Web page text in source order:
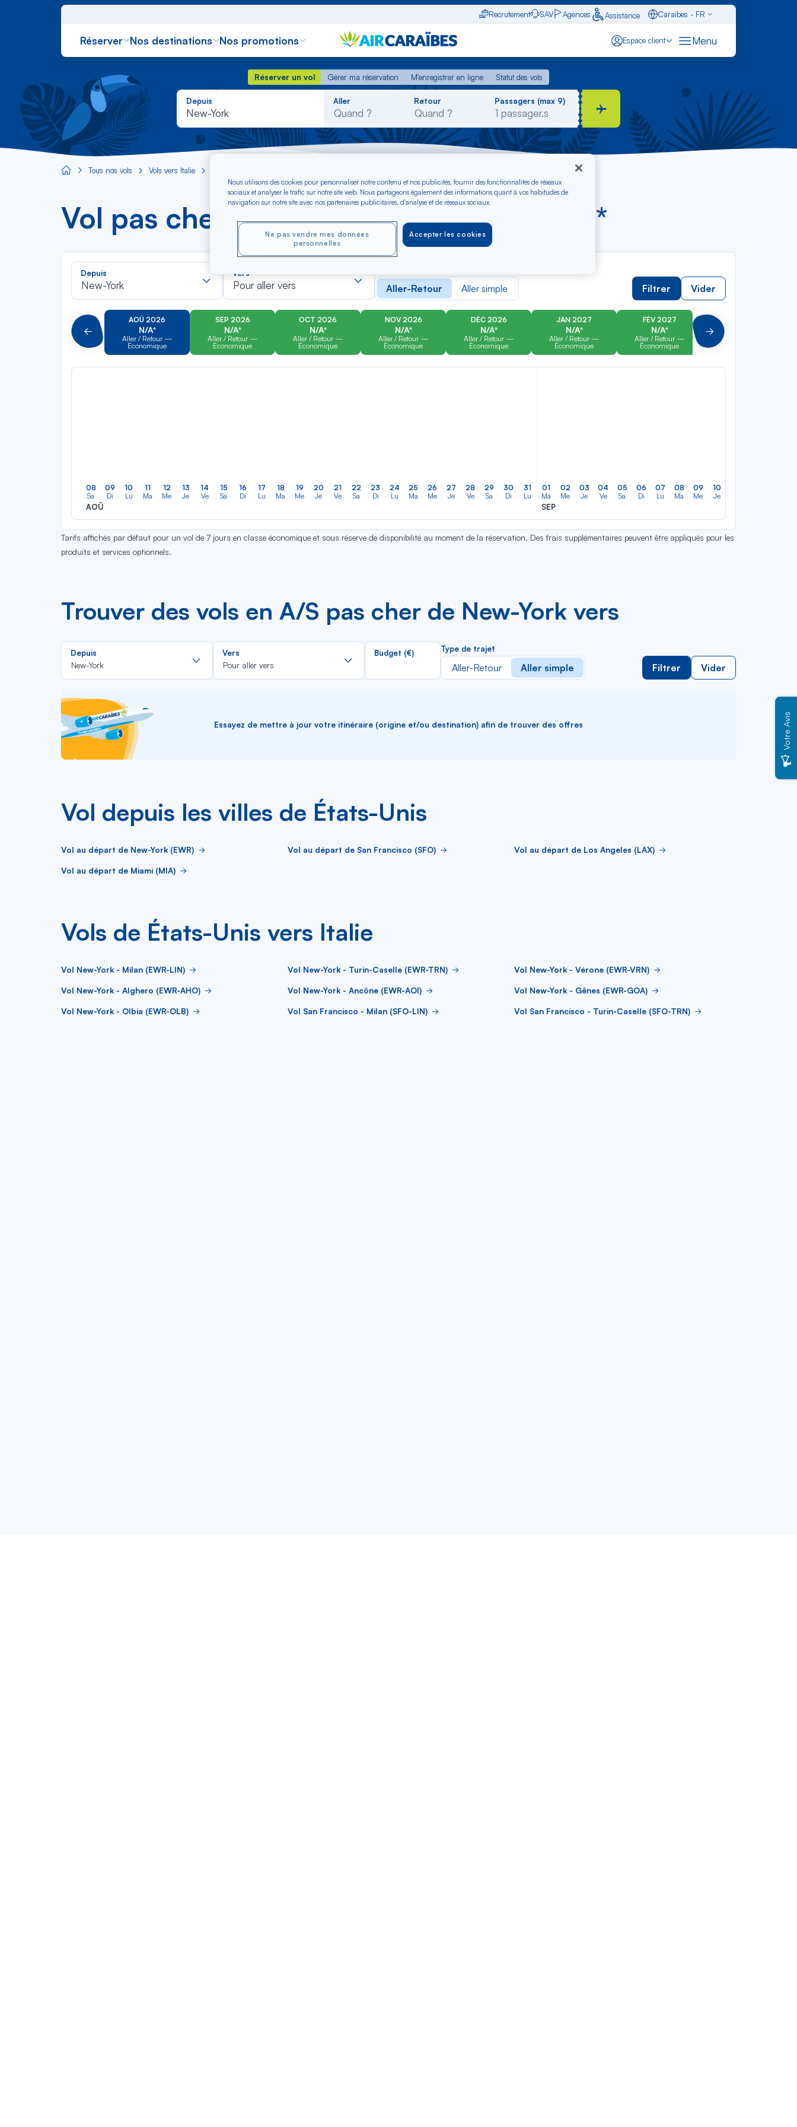
Recrutement SAV Agences Assistance
Caraïbes - FR
Réserver Nos destinations Nos promotions Espace client Menu
Réserver un vol Gérer ma réservation M'enregistrer en ligne
Statut des vols
Réserver un vol
Gérer ma réservation M'enregistrer en ligne Statut des vols
Depuis
New-York
Rechercher
dans
liste
Aller Retour Passagers (max 9)
Aircaraibes.com
Tous nos vols Vols vers Italie
Vol pas cher New-York - vers Italie dès €*
Depuis
New-York
dans
la
liste
Vers
Pour aller vers
dans
la
liste
Aller-Retour Aller simple Filtrer Vider
Précédent
AOÛ 2026
N/A*
Aller / Retour —
Économique
SEP 2026
N/A*
Aller / Retour —
Économique
OCT 2026
N/A*
Aller / Retour —
Économique
NOV 2026
N/A*
Aller / Retour —
Économique
DÉC 2026
N/A*
Aller / Retour —
Économique
JAN 2027
N/A*
Aller / Retour —
Économique
FÉV 2027
N/A*
Aller / Retour —
Économique
Aller / Retour —
Suivant
08
Sa
AOÛ
09
Di
10
Lu
11
Ma
12
Me
13
Je
14
Ve
15
Sa
16
Di
17
Lu
18
Ma
19
Me
20
Je
21
Ve
22
Sa
23
Di
24
Lu
25
Ma
26
Me
27
Je
28
Ve
29
Sa
30
Di
31
Lu
01
Ma
SEP
02
Me
03
Je
04
Ve
05
Sa
06
Di
07
Lu
08
Ma
09
Me
10
Je
Tarifs affichés par défaut pour un vol de 7 jours en classe économique et sous réserve de disponibilité au moment de la réservation. Des frais supplémentaires peuvent être appliqués pour les
produits et services optionnels.
Trouver des vols en A/S pas cher de New-York vers
Depuis
New-York
Rechercher
dans
la
Vers
Pour aller vers
Rechercher
la
Budget (€) Type de trajet
Aller-Retour Aller simple Filtrer Vider
Essayez de mettre à jour votre itinéraire (origine et/ou destination) afin de trouver des offres
Vol depuis les villes de États-Unis
Vol au départ de New-York (EWR) Vol au départ de San Francisco (SFO) Vol au départ de Los Angeles (LAX)
Vol au départ de Miami (MIA)
Vols de États-Unis vers Italie
Vol New-York - Milan (EWR-LIN) Vol New-York - Turin-Caselle (EWR-TRN) Vol New-York - Vérone (EWR-VRN)
Vol New-York - Alghero (EWR-AHO) Vol New-York - Ancône (EWR-AOI) Vol New-York - Gênes (EWR-GOA)
Vol New-York - Olbia (EWR-OLB) Vol San Francisco - Milan (SFO-LIN) Vol San Francisco - Turin-Caselle (SFO-TRN)
Nous utilisons des cookies pour personnaliser notre contenu et nos publicités, fournir des fonctionnalités de réseaux
sociaux et analyser le trafic sur notre site web. Nous partageons également des informations quant à vos habitudes de
navigation sur notre site avec nos partenaires publicitaires, d'analyse et de réseaux sociaux.
Accepter les cookies
Ne pas vendre mes données
personnelles
Votre Avis